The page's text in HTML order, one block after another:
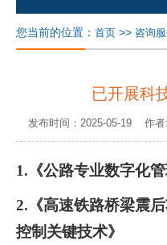
您当前的位置： 首页 >> 咨询
已开展科
发布时间：2025-05-19
1.《公路专业数字化
2.《高速铁路桥梁震
控制关键技术》